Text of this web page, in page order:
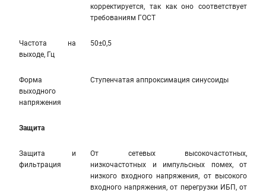
корректируется, так как оно соответствует
требованиям ГОСТ
Частота на
выходе, Гц
50±0,5
Форма
выходного
напряжения
Ступенчатая аппроксимация синусоиды
Защита
Защита и
фильтрация
От сетевых высокочастотных,
низкочастотных и импульсных помех, от
низкого входного напряжения, от высокого
входного напряжения, от перегрузки ИБП, от